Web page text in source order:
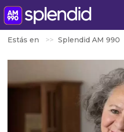
Estás en Splendid AM 990